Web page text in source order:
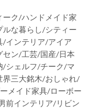
ク/ハンドメイド家
な暮らし/シティー
インテリア/アイア
セン/工芸/国産/日本
/シェルフ/チーク/マ
三大銘木/おしゃれ/
メイド家具/ローボー
前インテリア/リビン